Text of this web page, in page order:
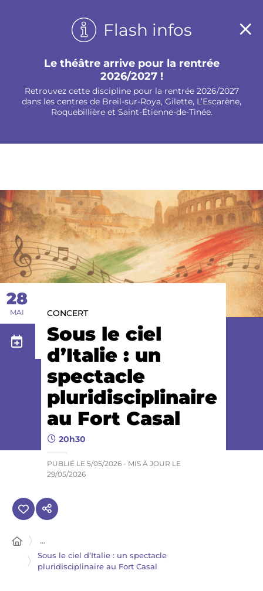
Flash infos
Le théâtre arrive pour la rentrée
2026/2027 !
Retrouvez cette discipline pour la rentrée 2026/2027
dans les centres de Breil-sur-Roya, Gilette, L’Escarène,
Roquebillière et Saint-Étienne-de-Tinée.
CONCERT
Sous le ciel
d’Italie : un
spectacle
pluridisciplinaire
au Fort Casal
20h30
PUBLIÉ LE 5/05/2026 - MIS À JOUR LE
29/05/2026
28
MAI
...
Sous le ciel d’Italie : un spectacle
pluridisciplinaire au Fort Casal